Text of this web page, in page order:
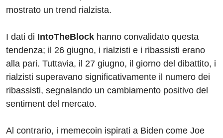
mostrato un trend rialzista.
I dati di IntoTheBlock hanno convalidato questa
tendenza; il 26 giugno, i rialzisti e i ribassisti erano
alla pari. Tuttavia, il 27 giugno, il giorno del dibattito, i
rialzisti superavano significativamente il numero dei
ribassisti, segnalando un cambiamento positivo del
sentiment del mercato.
Al contrario, i memecoin ispirati a Biden come Joe